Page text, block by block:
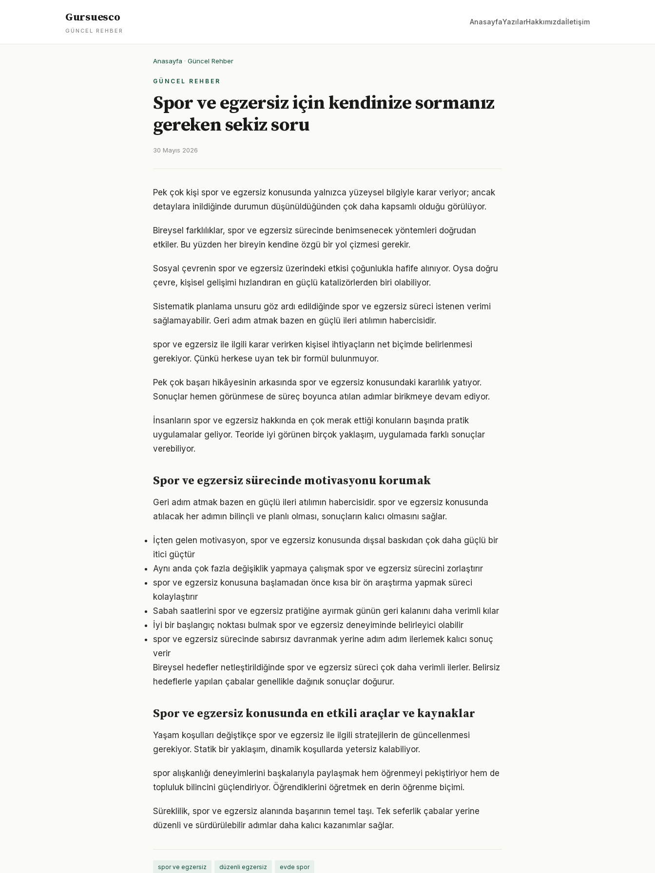
Gursuesco
GÜNCEL REHBER
AnasayfaYazılarHakkımızdaİletişim
Anasayfa · Güncel Rehber
GÜNCEL REHBER
Spor ve egzersiz için kendinize sormanız
gereken sekiz soru
30 Mayıs 2026
Pek çok kişi spor ve egzersiz konusunda yalnızca yüzeysel bilgiyle karar veriyor; ancak
detaylara inildiğinde durumun düşünüldüğünden çok daha kapsamlı olduğu görülüyor.
Bireysel farklılıklar, spor ve egzersiz sürecinde benimsenecek yöntemleri doğrudan
etkiler. Bu yüzden her bireyin kendine özgü bir yol çizmesi gerekir.
Sosyal çevrenin spor ve egzersiz üzerindeki etkisi çoğunlukla hafife alınıyor. Oysa doğru
çevre, kişisel gelişimi hızlandıran en güçlü katalizörlerden biri olabiliyor.
Sistematik planlama unsuru göz ardı edildiğinde spor ve egzersiz süreci istenen verimi
sağlamayabilir. Geri adım atmak bazen en güçlü ileri atılımın habercisidir.
spor ve egzersiz ile ilgili karar verirken kişisel ihtiyaçların net biçimde belirlenmesi
gerekiyor. Çünkü herkese uyan tek bir formül bulunmuyor.
Pek çok başarı hikâyesinin arkasında spor ve egzersiz konusundaki kararlılık yatıyor.
Sonuçlar hemen görünmese de süreç boyunca atılan adımlar birikmeye devam ediyor.
İnsanların spor ve egzersiz hakkında en çok merak ettiği konuların başında pratik
uygulamalar geliyor. Teoride iyi görünen birçok yaklaşım, uygulamada farklı sonuçlar
verebiliyor.
Spor ve egzersiz sürecinde motivasyonu korumak
Geri adım atmak bazen en güçlü ileri atılımın habercisidir. spor ve egzersiz konusunda
atılacak her adımın bilinçli ve planlı olması, sonuçların kalıcı olmasını sağlar.
İçten gelen motivasyon, spor ve egzersiz konusunda dışsal baskıdan çok daha güçlü bir
itici güçtür
Aynı anda çok fazla değişiklik yapmaya çalışmak spor ve egzersiz sürecini zorlaştırır
spor ve egzersiz konusuna başlamadan önce kısa bir ön araştırma yapmak süreci
kolaylaştırır
Sabah saatlerini spor ve egzersiz pratiğine ayırmak günün geri kalanını daha verimli kılar
İyi bir başlangıç noktası bulmak spor ve egzersiz deneyiminde belirleyici olabilir
spor ve egzersiz sürecinde sabırsız davranmak yerine adım adım ilerlemek kalıcı sonuç
verir
Bireysel hedefler netleştirildiğinde spor ve egzersiz süreci çok daha verimli ilerler. Belirsiz
hedeflerle yapılan çabalar genellikle dağınık sonuçlar doğurur.
Spor ve egzersiz konusunda en etkili araçlar ve kaynaklar
Yaşam koşulları değiştikçe spor ve egzersiz ile ilgili stratejilerin de güncellenmesi
gerekiyor. Statik bir yaklaşım, dinamik koşullarda yetersiz kalabiliyor.
spor alışkanlığı deneyimlerini başkalarıyla paylaşmak hem öğrenmeyi pekiştiriyor hem de
topluluk bilincini güçlendiriyor. Öğrendiklerini öğretmek en derin öğrenme biçimi.
Süreklilik, spor ve egzersiz alanında başarının temel taşı. Tek seferlik çabalar yerine
düzenli ve sürdürülebilir adımlar daha kalıcı kazanımlar sağlar.
spor ve egzersiz düzenli egzersiz evde spor